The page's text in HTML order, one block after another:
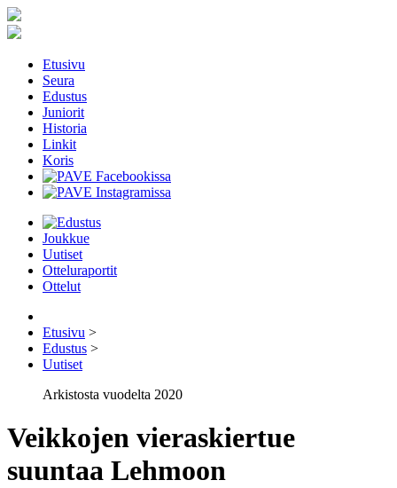
Etusivu
Seura
Edustus
Juniorit
Historia
Linkit
Koris
Joukkue
Uutiset
Otteluraportit
Ottelut
Etusivu >
Edustus >
Uutiset
Arkistosta vuodelta 2020
Veikkojen vieraskiertue
suuntaa Lehmoon